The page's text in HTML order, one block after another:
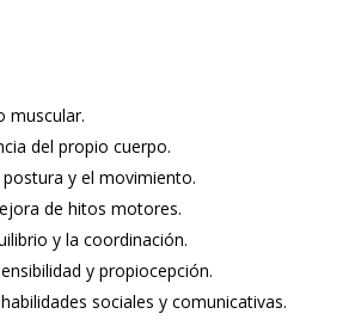
muscular.
del propio cuerpo.
y el movimiento.
de hitos motores.
y la coordinación.
y propiocepción.
sociales y comunicativas.